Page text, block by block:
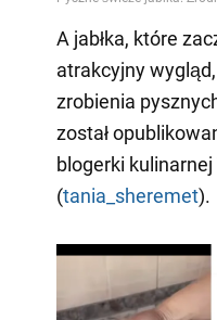
A jabłka, które
atrakcyjny
zrobienia
został
blogerki
(tania_sheremet).